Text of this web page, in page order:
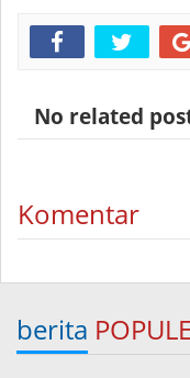
No related
Komentar
berita